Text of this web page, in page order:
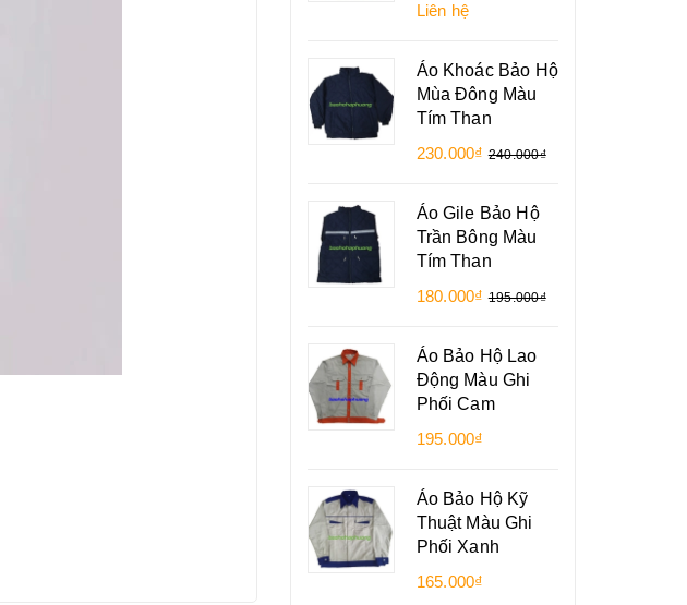
Liên hệ
Áo Khoác Bảo Hộ
Mùa Đông Màu
Tím Than
230.000₫ 240.000₫
Áo Gile Bảo Hộ
Trần Bông Màu
Tím Than
180.000₫ 195.000₫
Áo Bảo Hộ Lao
Động Màu Ghi
Phối Cam
195.000₫
Áo Bảo Hộ Kỹ
Thuật Màu Ghi
Phối Xanh
165.000₫